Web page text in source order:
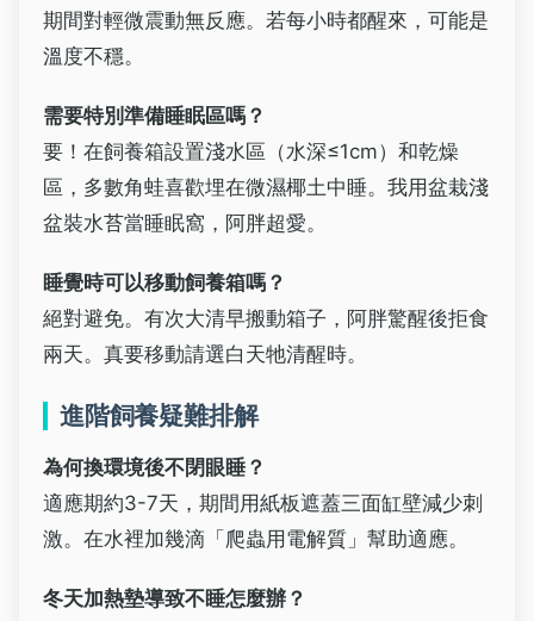
期間對輕微震動無反應。若每小時都醒來，可能是
溫度不穩。
需要特別準備睡眠區嗎？
要！在飼養箱設置淺水區（水深≤1cm）和乾燥
區，多數角蛙喜歡埋在微濕椰土中睡。我用盆栽淺
盆裝水苔當睡眠窩，阿胖超愛。
睡覺時可以移動飼養箱嗎？
絕對避免。有次大清早搬動箱子，阿胖驚醒後拒食
兩天。真要移動請選白天牠清醒時。
進階飼養疑難排解
為何換環境後不閉眼睡？
適應期約3-7天，期間用紙板遮蓋三面缸壁減少刺
激。在水裡加幾滴「爬蟲用電解質」幫助適應。
冬天加熱墊導致不睡怎麼辦？